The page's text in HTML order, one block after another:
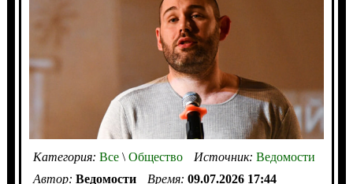
Категория: Все\Общество Источник: Ведомости
Автор: Ведомости Время: 09.07.2026 17:44